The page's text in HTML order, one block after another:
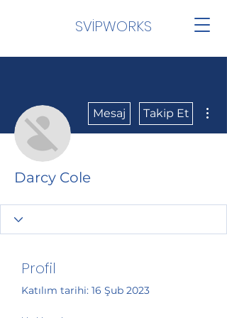
SVİPWORKS
Mesaj Takip Et
Darcy Cole
Profil
Katılım tarihi: 16 Şub 2023